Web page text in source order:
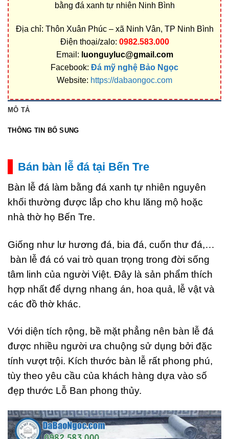
bằng đá xanh tự nhiên Ninh Bình
Địa chỉ: Thôn Xuân Phúc – xã Ninh Vân, TP Ninh Bình
Điện thoại/zalo: 0982.583.000
Email: luonguyluc@gmail.com
Facebook: Đá mỹ nghệ Bảo Ngọc
Website: https://dabaongoc.com
MÔ TẢ
THÔNG TIN BỔ SUNG
Bán bàn lễ đá tại Bến Tre
Bàn lễ đá làm bằng đá xanh tự nhiên nguyên
khối thường được lắp cho khu lăng mộ hoặc
nhà thờ họ Bến Tre.
Giống như lư hương đá, bia đá, cuốn thư đá,…
bàn lễ đá có vai trò quan trọng trong đời sống
tâm linh của người Việt. Đây là sản phẩm thích
hợp nhất để dựng nhang án, hoa quả, lễ vật và
các đồ thờ khác.
Với diện tích rộng, bề mặt phẳng nên bàn lễ đá
được nhiều người ưa chuộng sử dụng bởi đặc
tính vượt trội. Kích thước bàn lễ rất phong phú,
tùy theo yêu cầu của khách hàng dựa vào số
đẹp thước Lỗ Ban phong thủy.